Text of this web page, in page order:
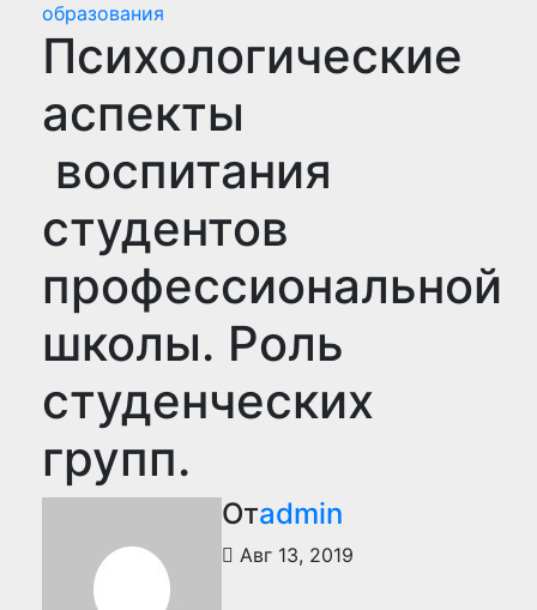
образования
Психологические
аспекты
воспитания
студентов
профессиональной
школы. Роль
студенческих
групп.
Отadmin
Авг 13, 2019